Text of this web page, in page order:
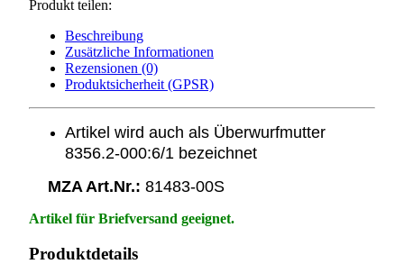
Kabeldurchführung
Menge
Produkt teilen:
Beschreibung
Zusätzliche Informationen
Rezensionen (0)
Produktsicherheit (GPSR)
Artikel wird auch als Überwurfmutter
8356.2-000:6/1 bezeichnet
MZA Art.Nr.: 81483-00S
Artikel für Briefversand geeignet.
Produktdetails